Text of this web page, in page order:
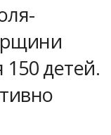
150 детей.